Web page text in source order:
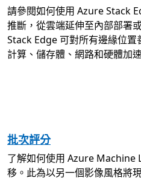
請參閱如何使用 Azure Stack
推斷，從雲端延伸至內部部署
Stack Edge 可對所有邊緣位
計算、儲存體、網路和硬體加
批次評分
了解如何使用 Azure Machine
移。此為以另一個影像風格將